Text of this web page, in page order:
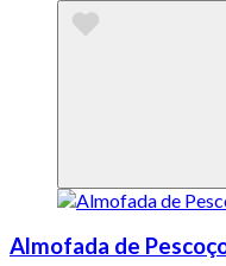
Almofada de